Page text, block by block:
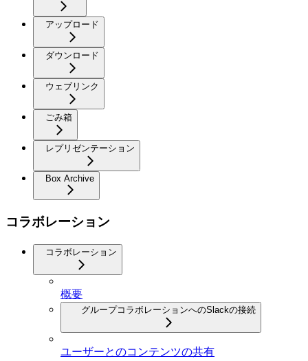
アップロード
ダウンロード
ウェブリンク
ごみ箱
レプリゼンテーション
Box Archive
コラボレーション
コラボレーション
概要
グループコラボレーションへのSlackの接続
ユーザーとのコンテンツの共有